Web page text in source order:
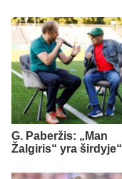
G. Paberžis: „Man
Žalgiris“ yra širdyje“